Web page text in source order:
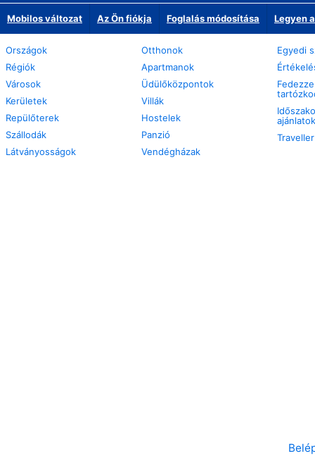
Mobilos változat Az Ön fiókja Foglalás módosítása Legyen
Országok
Régiók
Városok
Kerületek
Repülőterek
Szállodák
Látványosságok
Otthonok
Apartmanok
Üdülőközpontok
Villák
Hostelek
Panzió
Vendégházak
Egyedi
ajánlatok